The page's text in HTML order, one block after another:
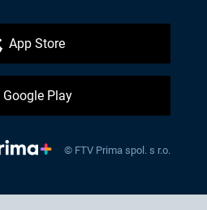
App Store
Google Play
© FTV Prima spol. s r.o.